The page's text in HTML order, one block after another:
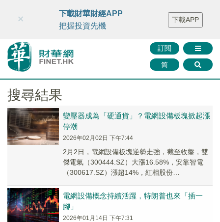
財華智庫網 FINTV FINMETA 財華證券 媒體矩陣
智庫沙龍
聯絡我們
訂閱
简
×
下載財華財經APP
把握投資先機
下載APP
搜尋結果
變壓器成為「硬通貨」？電網設備板塊掀起漲
停潮
2026年02月02日 下午7:44
2月2日，電網設備板塊逆勢走強，截至收盤，雙
傑電氣（300444.SZ）大漲16.58%，安靠智電
（300617.SZ）漲超14%，紅相股份
電網設備概念持續活躍，特朗普也來「插一
腳」
2026年01月14日 下午7:31